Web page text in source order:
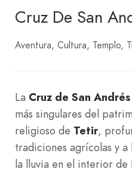
Cruz De San
Aventura Cultura Templo
La Cruz de San Andrés
más singulares del
religioso de Tetir,
tradiciones agrícolas y
la lluvia en el interior de